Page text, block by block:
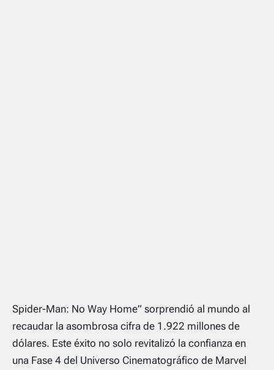
Spider-Man: No Way Home” sorprendió al mundo al
recaudar la asombrosa cifra de 1.922 millones de
dólares. Este éxito no solo revitalizó la confianza en
una Fase 4 del Universo Cinematográfico de Marvel